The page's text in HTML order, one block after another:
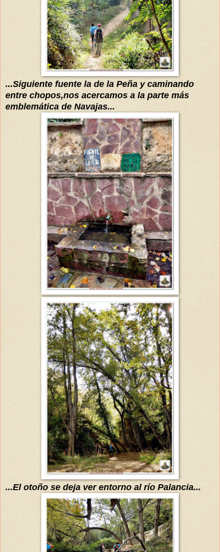
...Siguiente fuente la de la Peña y caminando
entre chopos,nos acercamos a la parte más
emblemática de Navajas...
...El otoño se deja ver entorno al río Palancia...